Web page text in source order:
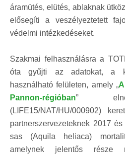
áramütés, elütés, ablaknak
elősegíti a veszélyeztetett
védelmi intézkedéseket.
Szakmai felhasználásra a
óta gyűjti az adatokat, a
használható felületen, amely „
Pannon-régióban”
(LIFE15/NAT/HU/000902)
partnerszervezeteknek 2017
sas (Aquila heliaca)
amelynek jelentős része